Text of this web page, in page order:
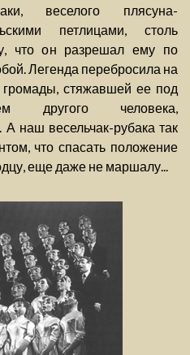
веселого плясуна-
петлицами, столь
что он разрешал ему по
Легенда перебросила на
стяжавшей ее под
другого человека,
А наш весельчак-рубака так
что спасать положение
еще даже не маршалу...